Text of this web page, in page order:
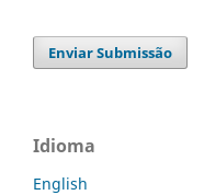
Enviar Submissão
Idioma
English